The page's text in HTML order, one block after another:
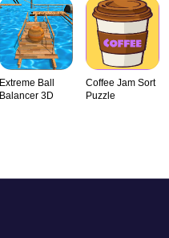
Extreme Ball
Balancer 3D
Coffee Jam Sort
Puzzle